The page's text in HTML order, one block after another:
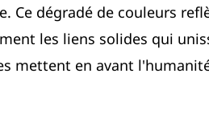
Ce dégradé de couleurs
les liens solides qui
mettent en avant